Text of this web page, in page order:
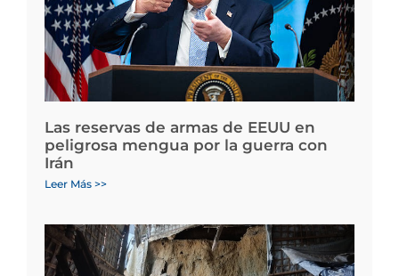
Las reservas de armas de EEUU en
peligrosa mengua por la guerra con
Irán
Leer Más >>